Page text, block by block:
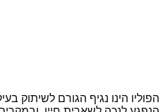
הפוליו הינו נגיף הגורם לשיתוק